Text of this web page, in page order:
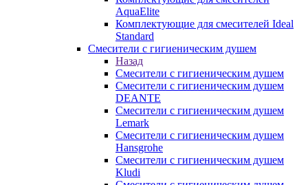
AquaElite
Комплектующие для смесителей Ideal
Standard
Смесители с гигиеническим душем
Назад
Смесители с гигиеническим душем
Смесители с гигиеническим душем
DEANTE
Смесители с гигиеническим душем
Lemark
Смесители с гигиеническим душем
Hansgrohe
Смесители с гигиеническим душем
Kludi